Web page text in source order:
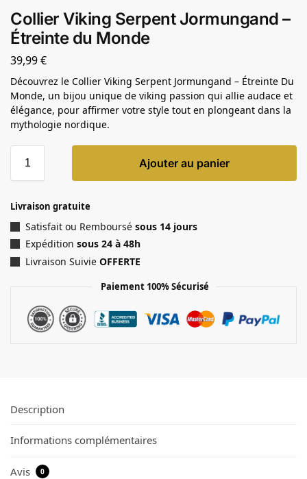
Collier Viking Serpent Jormungand –
Étreinte du Monde
39,99€
Découvrez le Collier Viking Serpent Jormungand – Étreinte Du
Monde, un bijou unique de viking passion qui allie audace et
élégance, pour affirmer votre style tout en plongeant dans la
mythologie nordique.
Ajouter au panier
Livraison gratuite
Satisfait ou Remboursé sous 14 jours
Expédition sous 24 à 48h
Livraison Suivie OFFERTE
Paiement 100% Sécurisé
Description
Informations complémentaires
Avis 0